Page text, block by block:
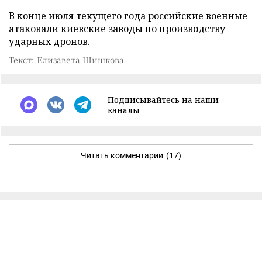
В конце июля текущего года российские военные
атаковаликиевские заводы по производству
ударных дронов.
Текст: Елизавета Шишкова
Подписывайтесь на наши
каналы
Читать комментарии (17)